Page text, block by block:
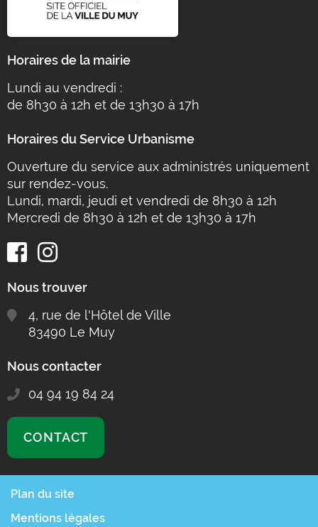
Horaires de la mairie
Lundi au vendredi :
de 8h30 à 12h et de 13h30 à 17h
Horaires du Service Urbanisme
Ouverture du service aux administrés uniquement
sur rendez-vous.
Lundi, mardi, jeudi et vendredi de 8h30 à 12h
Mercredi de 8h30 à 12h et de 13h30 à 17h
Nous trouver
4, rue de l'Hôtel de Ville
83490 Le Muy
Nous contacter
04 94 19 84 24
CONTACT
Plan du site
Mentions légales